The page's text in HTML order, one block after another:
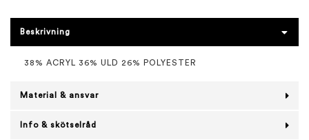
Beskrivning
38% ACRYL 36% ULD 26% POLYESTER
Material & ansvar
Info & skötselråd